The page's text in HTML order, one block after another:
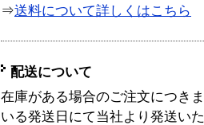
⇒送料について詳しくはこちら
配送について
在庫がある場合のご注文につき
いる発送日にて当社より発送い